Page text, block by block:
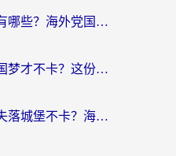
国外奇迹暖暖加速器有哪些？海外党国服游戏畅玩终极指南（附亲测推荐）
在意大利，怎么玩家国梦才不卡？这份终极加速指南请收好
美国用什么加速器玩失落城堡不卡？海外党亲测有效的国服游戏加速指南